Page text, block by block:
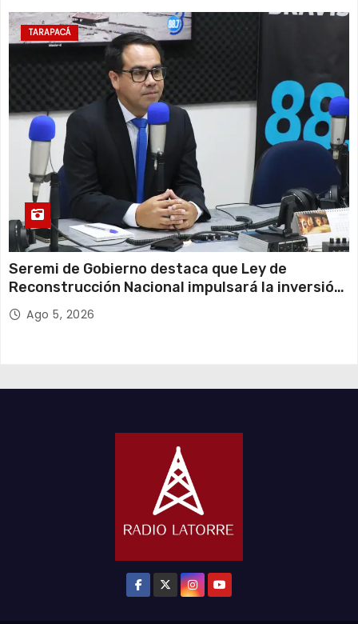
TARAPACÁ
Seremi de Gobierno destaca que Ley de
Reconstrucción Nacional impulsará la inversión
y el empleo en Tarapacá
Ago 5, 2026